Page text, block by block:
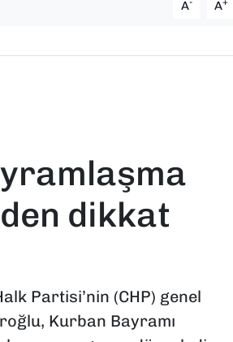
A- A+
dikkat
Partisi’nin (CHP) genel
Kurban Bayramı